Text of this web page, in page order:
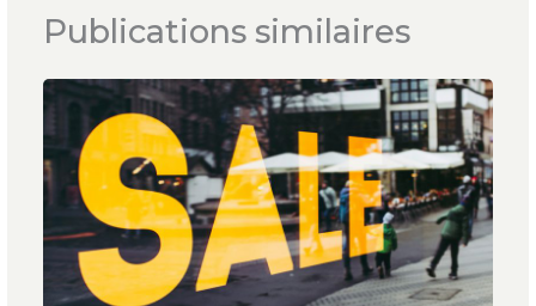
Publications similaires